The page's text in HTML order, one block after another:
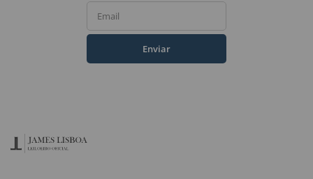
Email
Enviar